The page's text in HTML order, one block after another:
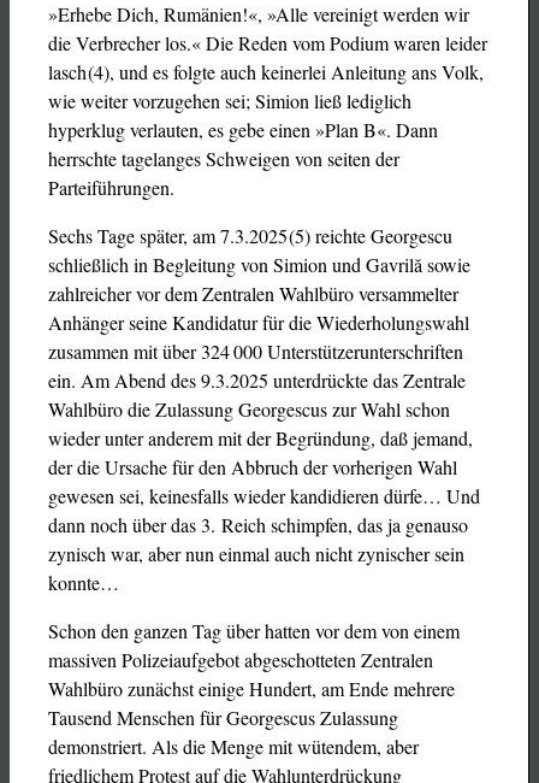
»Erhebe Dich, Rumänien!«, »Alle vereinigt werden wir
die Verbrecher los.« Die Reden vom Podium waren leider
lasch (4), und es folgte auch keinerlei Anleitung ans Volk,
wie weiter vorzugehen sei; Simion ließ lediglich
hyperklug verlauten, es gebe einen »Plan B«. Dann
herrschte tagelanges Schweigen von seiten der
Parteiführungen.
Sechs Tage später, am 7.3.2025 (5) reichte Georgescu
schließlich in Begleitung von Simion und Gavrilă sowie
zahlreicher vor dem Zentralen Wahlbüro versammelter
Anhänger seine Kandidatur für die Wiederholungswahl
zusammen mit über 324 000 Unterstützerunterschriften
ein. Am Abend des 9.3.2025 unterdrückte das Zentrale
Wahlbüro die Zulassung Georgescus zur Wahl schon
wieder unter anderem mit der Begründung, daß jemand,
der die Ursache für den Abbruch der vorherigen Wahl
gewesen sei, keinesfalls wieder kandidieren dürfe… Und
dann noch über das 3. Reich schimpfen, das ja genauso
zynisch war, aber nun einmal auch nicht zynischer sein
konnte…
Schon den ganzen Tag über hatten vor dem von einem
massiven Polizeiaufgebot abgeschotteten Zentralen
Wahlbüro zunächst einige Hundert, am Ende mehrere
Tausend Menschen für Georgescus Zulassung
demonstriert. Als die Menge mit wütendem, aber
friedlichem Protest auf die Wahlunterdrückung